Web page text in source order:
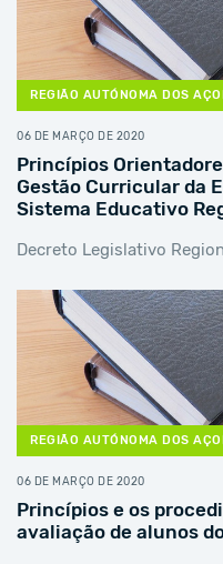
REGIÃO AUTÓNOMA DOS
06 DE MARÇO DE 2020
Princípios
Gestão Curricular da
Sistema Educativo
Decreto Legislativo
REGIÃO AUTÓNOMA DOS
06 DE MARÇO DE 2020
Princípios e os
avaliação de alunos